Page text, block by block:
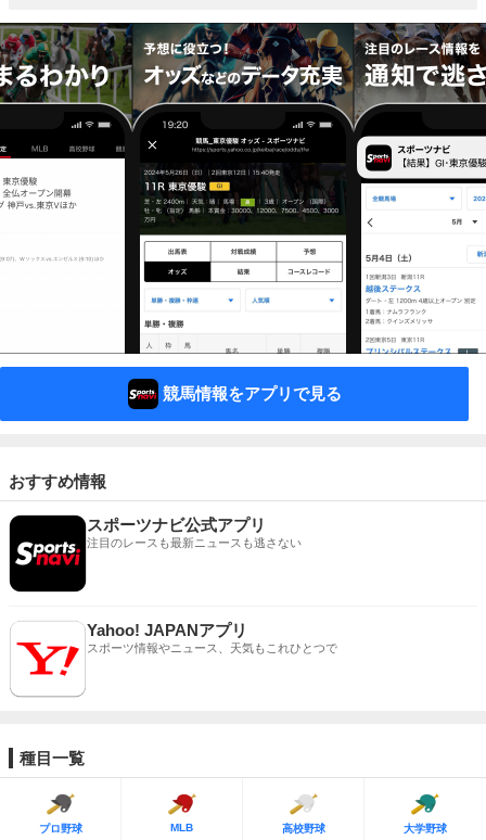
競馬情報をアプリで見る
おすすめ情報
スポーツナビ公式アプリ
注目のレースも最新ニュースも逃さない
Yahoo! JAPANアプリ
スポーツ情報やニュース、天気もこれひとつで
種目一覧
プロ野球 MLB 高校野球 大学野球